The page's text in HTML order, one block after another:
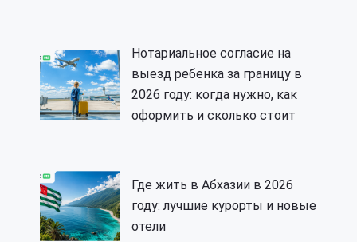
Нотариальное согласие на
выезд ребенка за границу в
2026 году: когда нужно, как
оформить и сколько стоит
Где жить в Абхазии в 2026
году: лучшие курорты и новые
отели